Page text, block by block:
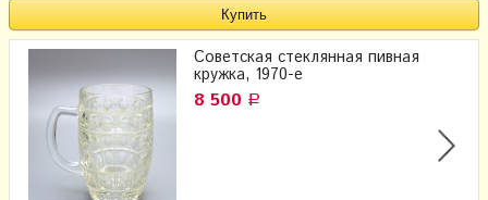
Советская стеклянная пивная
кружка, 1970-е
8 500 Р